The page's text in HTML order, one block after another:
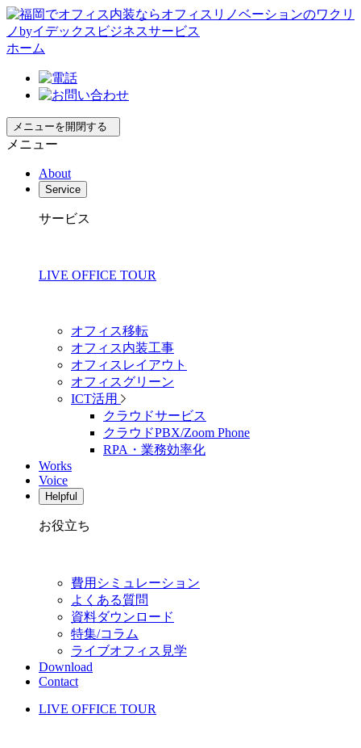
ホーム
メニューを開閉する
メニュー
About
Service
サービス
LIVE OFFICE TOUR
オフィス移転
オフィス内装工事
オフィスレイアウト
オフィスグリーン
ICT活用
クラウドサービス
クラウドPBX/Zoom Phone
RPA・業務効率化
Works
Voice
Helpful
お役立ち
費用シミュレーション
よくある質問
資料ダウンロード
特集/コラム
ライブオフィス見学
Download
Contact
LIVE OFFICE TOUR